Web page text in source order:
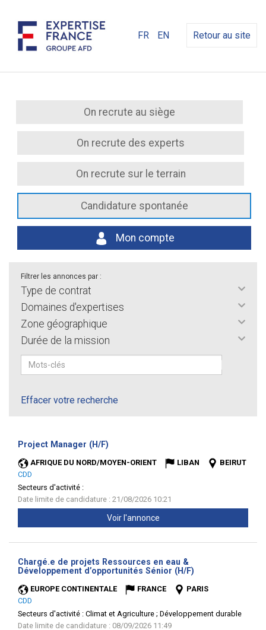
FR EN Retour au site
On recrute au siège
On recrute des experts
On recrute sur le terrain
Candidature spontanée
Mon compte
Filtrer les annonces par :
Type de contrat
Domaines d'expertises
Zone géographique
Durée de la mission
Effacer votre recherche
Project Manager (H/F)
AFRIQUE DU NORD/MOYEN-ORIENT LIBAN
BEIRUT
CDD
Secteurs d'activité :
Date limite de candidature : 21/08/2026 10:21
Voir l'annonce
Chargé.e de projets Ressources en eau &
Développement d’opportunités Sénior (H/F)
EUROPE CONTINENTALE FRANCE
PARIS
CDD
Secteurs d'activité : Climat et Agriculture ; Développement durable
Date limite de candidature : 08/09/2026 11:49